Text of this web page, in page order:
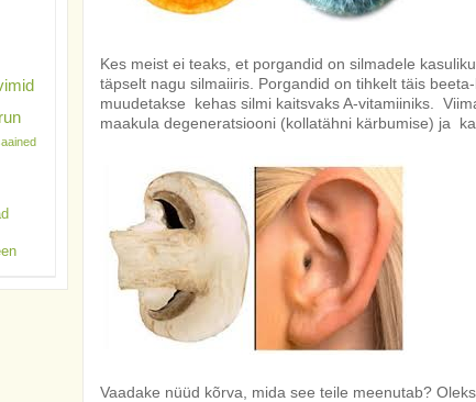
Kes meist ei teaks, et porgandid on silmadele
täpselt nagu silmaiiris. Porgandid on tihkelt täis
muudetakse kehas silmi kaitsvaks A-vitamiiniks.
maakula degeneratsiooni (kollatähni kärbumise) ja
Vaadake nüüd kõrva, mida see teile meenutab?